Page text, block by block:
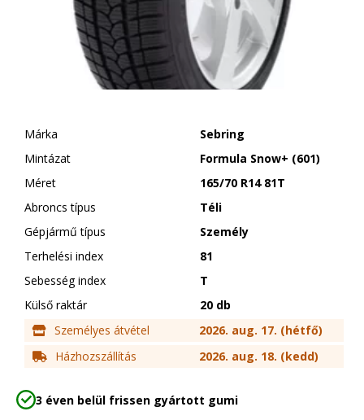
Márka
Sebring
Mintázat
Formula Snow+ (601)
Méret
165/70 R14 81T
Abroncs típus
Téli
Gépjármű típus
Személy
Terhelési index
81
Sebesség index
T
Külső raktár
20 db
Személyes átvétel
2026. aug. 17. (hétfő)
Házhozszállítás
2026. aug. 18. (kedd)
3 éven belül frissen gyártott gumi